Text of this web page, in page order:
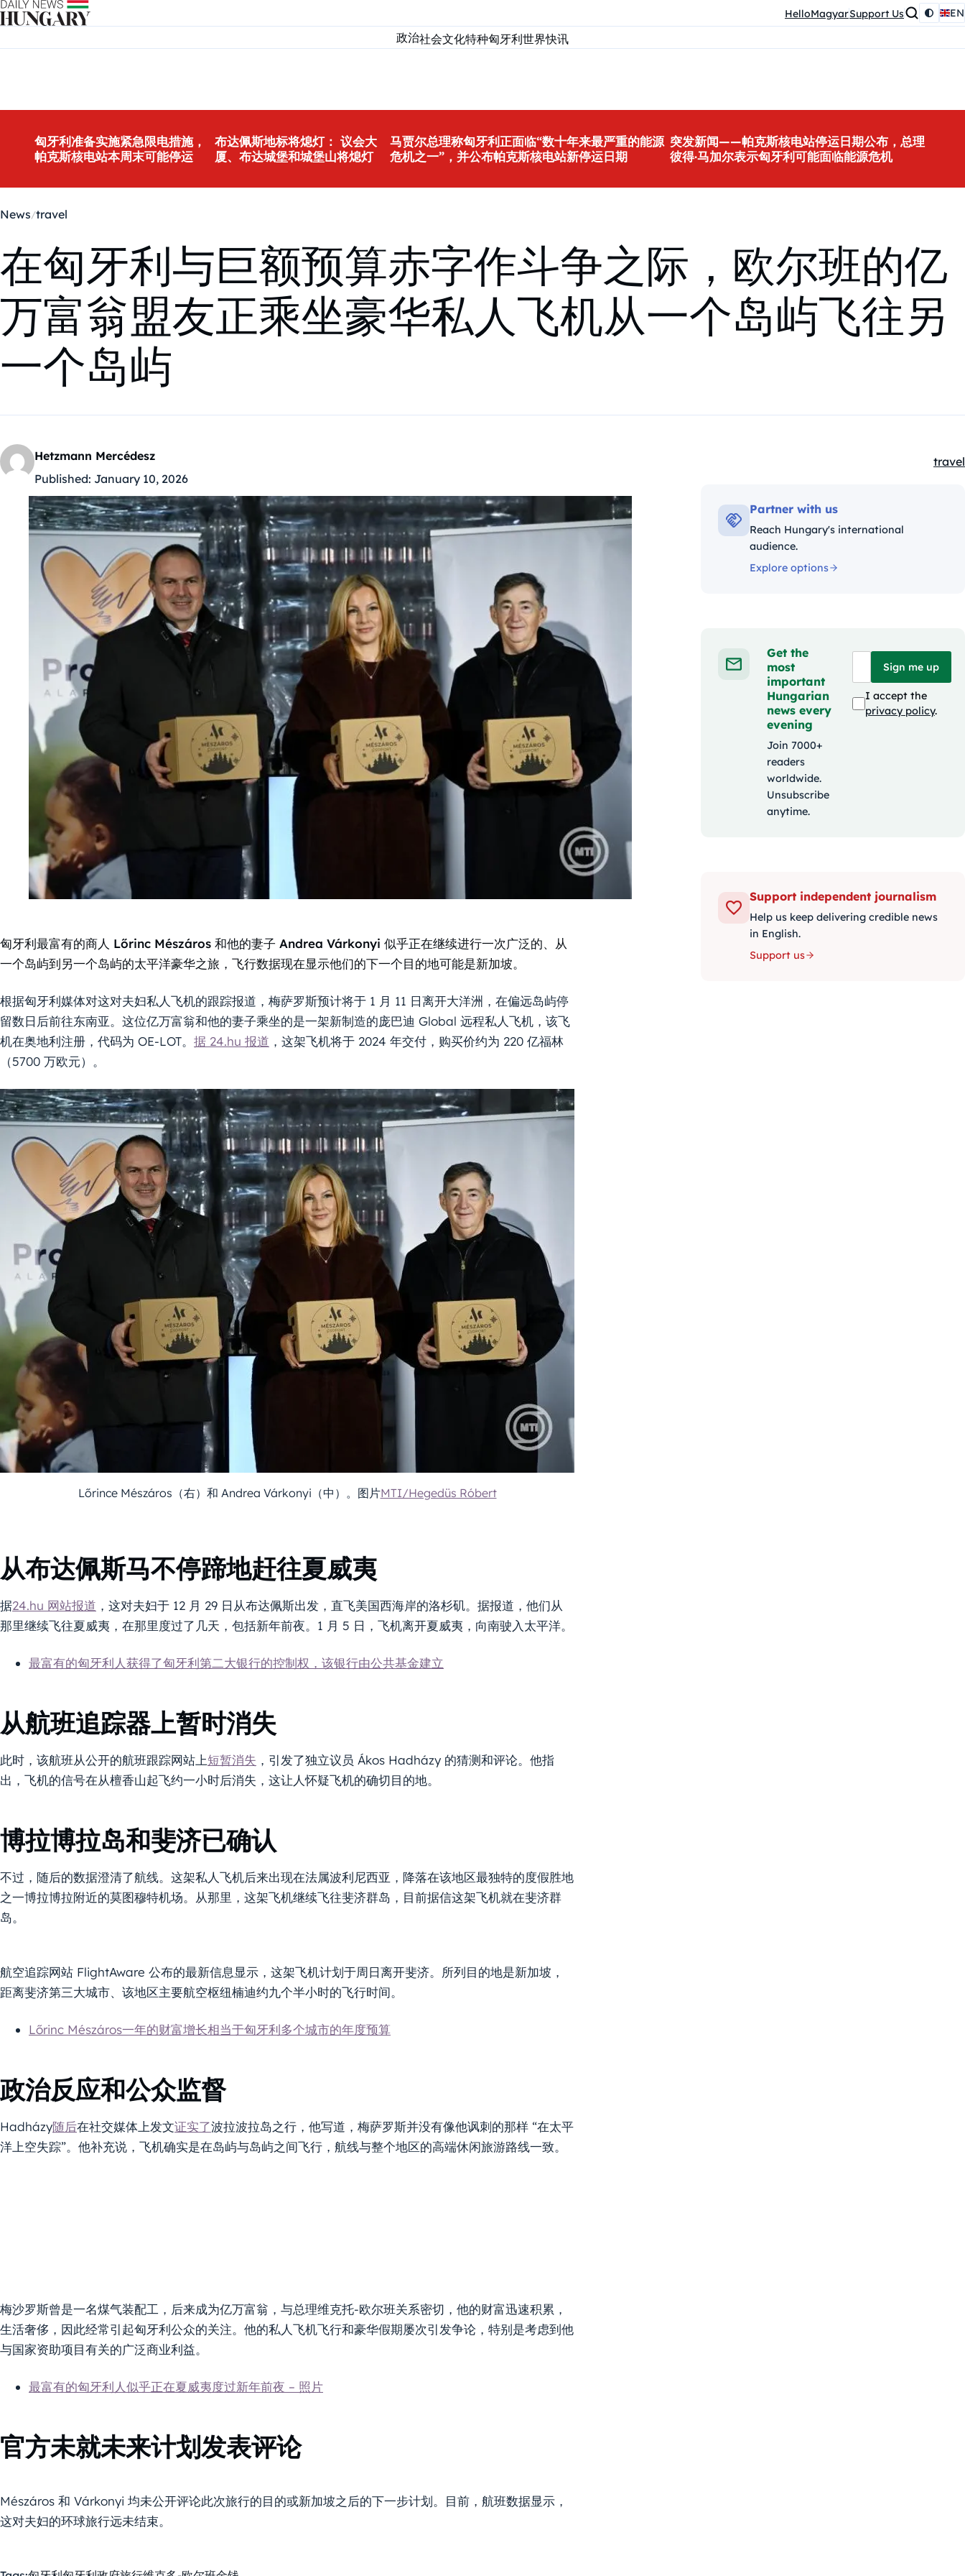
Skip to content HelloMagyarSupport Us EN
政治社会文化特种匈牙利世界快讯
匈牙利准备实施紧急限电措施，
帕克斯核电站本周末可能停运
布达佩斯地标将熄灯： 议会大
厦、布达城堡和城堡山将熄灯
马贾尔总理称匈牙利正面临“数十年来最严重的能源
危机之一”，并公布帕克斯核电站新停运日期
突发新闻——帕克斯核电站停运日期公布，总理
彼得·马加尔表示匈牙利可能面临能源危机
News travel
在匈牙利与巨额预算赤字作斗争之际，欧尔班的亿
万富翁盟友正乘坐豪华私人飞机从一个岛屿飞往另
一个岛屿
Hetzmann Mercédesz
Published: January 10, 2026
travel
匈牙利最富有的商人 Lőrinc Mészáros 和他的妻子 Andrea Várkonyi 似乎正在继续进行一次广泛的、从
一个岛屿到另一个岛屿的太平洋豪华之旅，飞行数据现在显示他们的下一个目的地可能是新加坡。
根据匈牙利媒体对这对夫妇私人飞机的跟踪报道，梅萨罗斯预计将于 1 月 11 日离开大洋洲，在偏远岛屿停
留数日后前往东南亚。这位亿万富翁和他的妻子乘坐的是一架新制造的庞巴迪 Global 远程私人飞机，该飞
机在奥地利注册，代码为 OE-LOT。 据 24.hu 报道 ，这架飞机将于 2024 年交付，购买价约为 220 亿福林
（5700 万欧元）。
Lőrince Mészáros（右）和 Andrea Várkonyi（中）。图片MTI/Hegedüs Róbert
从布达佩斯马不停蹄地赶往夏威夷
据24.hu 网站报道 ，这对夫妇于 12 月 29 日从布达佩斯出发，直飞美国西海岸的洛杉矶。据报道，他们从
那里继续飞往夏威夷，在那里度过了几天，包括新年前夜。1 月 5 日，飞机离开夏威夷，向南驶入太平洋。
最富有的匈牙利人获得了匈牙利第二大银行的控制权，该银行由公共基金建立
从航班追踪器上暂时消失
此时，该航班从公开的航班跟踪网站上短暂消失 ，引发了独立议员 Ákos Hadházy 的猜测和评论。他指
出，飞机的信号在从檀香山起飞约一小时后消失，这让人怀疑飞机的确切目的地。
博拉博拉岛和斐济已确认
不过，随后的数据澄清了航线。这架私人飞机后来出现在法属波利尼西亚，降落在该地区最独特的度假胜地
之一博拉博拉附近的莫图穆特机场。从那里，这架飞机继续飞往斐济群岛，目前据信这架飞机就在斐济群
岛。
航空追踪网站 FlightAware 公布的最新信息显示，这架飞机计划于周日离开斐济。所列目的地是新加坡，
距离斐济第三大城市、该地区主要航空枢纽楠迪约九个半小时的飞行时间。
Lőrinc Mészáros一年的财富增长相当于匈牙利多个城市的年度预算
政治反应和公众监督
Hadházy随后在社交媒体上发文证实了波拉波拉岛之行，他写道，梅萨罗斯并没有像他讽刺的那样 “在太平
洋上空失踪”。他补充说，飞机确实是在岛屿与岛屿之间飞行，航线与整个地区的高端休闲旅游路线一致。
梅沙罗斯曾是一名煤气装配工，后来成为亿万富翁，与总理维克托-欧尔班关系密切，他的财富迅速积累，
生活奢侈，因此经常引起匈牙利公众的关注。他的私人飞机飞行和豪华假期屡次引发争论，特别是考虑到他
与国家资助项目有关的广泛商业利益。
最富有的匈牙利人似乎正在夏威夷度过新年前夜 – 照片
官方未就未来计划发表评论
Mészáros 和 Várkonyi 均未公开评论此次旅行的目的或新加坡之后的下一步计划。目前，航班数据显示，
这对夫妇的环球旅行远未结束。
Partner with us
Reach Hungary's international
audience.
Explore options
Get the
most
important
Hungarian
news every
evening
Join 7000+
readers
worldwide.
Unsubscribe
anytime.
Sign me up
I accept the
privacy policy.
Support independent journalism
Help us keep delivering credible news
in English.
Support us